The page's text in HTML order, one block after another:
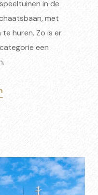
in de
met
huren. Zo is er
een